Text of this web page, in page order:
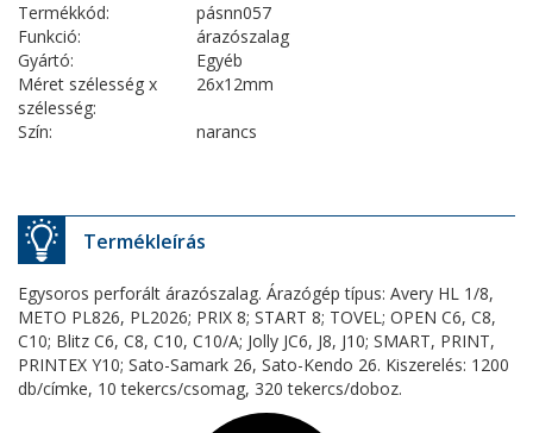
Termékkód:
pásnn057
Funkció:
árazószalag
Gyártó:
Egyéb
Méret szélesség x
szélesség:
26x12mm
Szín: narancs
Termékleírás
Egysoros perforált árazószalag. Árazógép típus: Avery HL 1/8,
METO PL826, PL2026; PRIX 8; START 8; TOVEL; OPEN C6, C8,
C10; Blitz C6, C8, C10, C10/A; Jolly JC6, J8, J10; SMART, PRINT,
PRINTEX Y10; Sato-Samark 26, Sato-Kendo 26. Kiszerelés: 1200
db/címke, 10 tekercs/csomag, 320 tekercs/doboz.